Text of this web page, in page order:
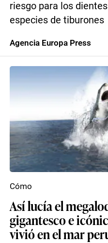
riesgo para los
especies de tiburones
Agencia Europa Press
Así lucía el
gigantesco e
vivió en el mar
Cómo